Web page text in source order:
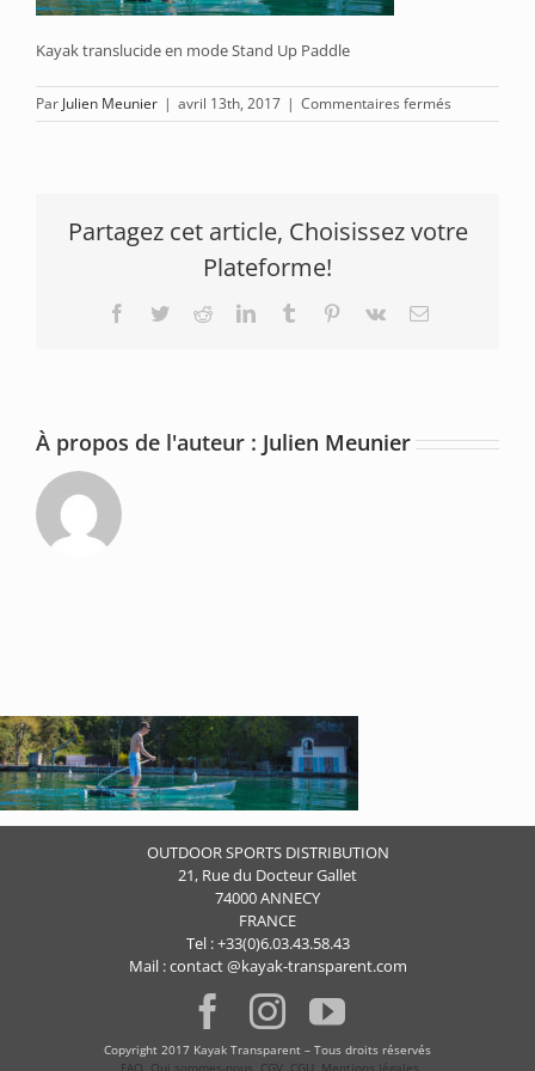
Kayak translucide en mode Stand Up Paddle
Par Julien Meunier | avril 13th, 2017 | Commentaires fermés
SUK-
Partagez cet article, Choisissez votre
Plateforme!
Facebook
TwitterRedditLinkedInTumblr Pinterest
Vk Email
À propos de l'auteur : Julien Meunier
OUTDOOR SPORTS DISTRIBUTION
21, Rue du Docteur Gallet
74000 ANNECY
FRANCE
Tel : +33(0)6.03.43.58.43
Mail : contact @kayak-transparent.com
Copyright 2017 Kayak Transparent – Tous droits réservés
FAQ Qui sommes-nous CGV CGU Mentions légales